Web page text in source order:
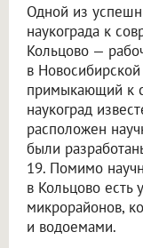
Одной из
наукограда к
Кольцово —
в
примыкающий к
наукоград
расположен
были
19. Помимо
в Кольцово есть
микрорайонов,
и водоемами.